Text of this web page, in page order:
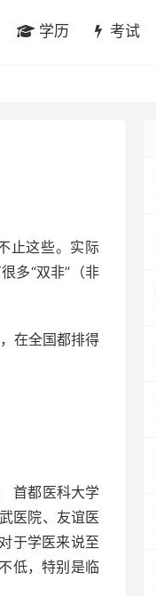
学历 考试
止这些。实际
多“双非”（非
在全国都排得
首都医科大学
医院、友谊医
于学医来说至
低，特别是临